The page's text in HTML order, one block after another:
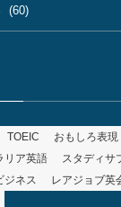
(60)
TOEIC おもしろ表現
リア英語 スタディサ
ジネス レアジョブ英